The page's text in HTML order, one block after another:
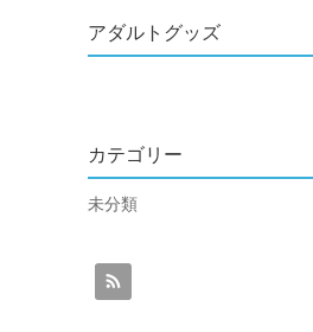
アダルトグッズ
カテゴリー
未分類